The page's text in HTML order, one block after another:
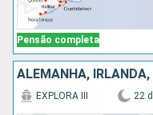
Pensão completa
EXPLORA III 22 d